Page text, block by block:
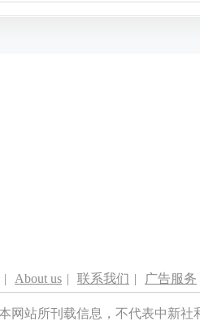
| About us | 联系我们 | 广告服务
网站所刊载信息，不代表中新